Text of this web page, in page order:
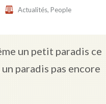
Actualités, People
un petit paradis ce
paradis pas encore